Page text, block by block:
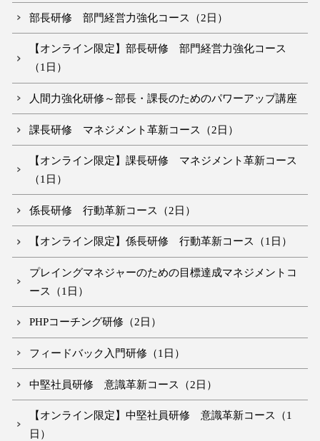
部長研修 部門経営力強化コース（2日）
【オンライン限定】部長研修 部門経営力強化コース
（1日）
人間力強化研修～部長・課長のためのパワーアップ講座
課長研修 マネジメント革新コース（2日）
【オンライン限定】課長研修 マネジメント革新コース
（1日）
係長研修 行動革新コース（2日）
【オンライン限定】係長研修 行動革新コース（1日）
プレイングマネジャーのための目標達成マネジメントコ
ース（1日）
PHPコーチング研修（2日）
フィードバック入門研修（1日）
中堅社員研修 意識革新コース（2日）
【オンライン限定】中堅社員研修 意識革新コース（1
日）